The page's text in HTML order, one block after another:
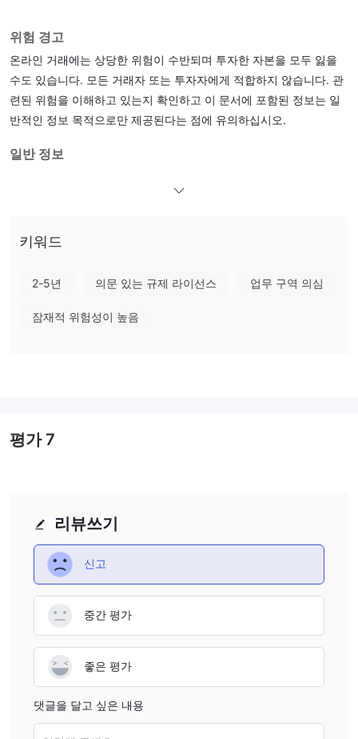
위험 경고
온라인 거래에는 상당한 위험이 수반되며 투자한 자본을 모두 잃을
수도 있습니다. 모든 거래자 또는 투자자에게 적합하지 않습니다. 관
련된 위험을 이해하고 있는지 확인하고 이 문서에 포함된 정보는 일
반적인 정보 목적으로만 제공된다는 점에 유의하십시오.
일반 정보
호화폐를 포함한 일련의 거래 수단에 대한 액세스를 제공하는 stp
거래 중개인으로 자신을 제시합니다. ~와 함께 TRADESKA , 투자자
대 거래 레버리지는 최대 1:500입니다. 그러나 다음 사항에 유의해
야 합니다.TRADESKA규제되지 않은
장단점
료, 입금 및 출금에 대한 구체적인 정보 부족
하십시오. 따라서 투자자는 고려할 때 주의를 기울여야 합니다.
TRADESKA 잠재적 중개인으로.
호도에 따라 다릅니다. 몇 가지 인기 있는 옵션은 다음과 같습니다.
핫포렉스 - 경쟁력 있는 거래 조건과 다양한 계정 유형을 갖춘
HotForex는 모든 수준의 거래자에게 좋은 옵션입니다.
씽크마켓 - 고객 서비스와 다양한 거래 플랫폼에 중점을 둔
ThinkMarkets는 신뢰할 수 있는 중개인을 찾는 거래자에게 확실한
키워드
2-5년 의문 있는 규제 라이선스 업무 구역 의심
잠재적 위험성이 높음
리뷰쓰기
신고
중간 평가
좋은 평가
댓글을 달고 싶은 내용
평가7